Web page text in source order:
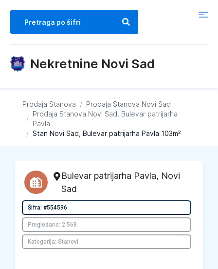
Nekretnine Novi Sad
Prodaja Stanova / Prodaja Stanova Novi Sad
/
Prodaja Stanova Novi Sad, Bulevar patrijarha
Pavla
/ Stan Novi Sad, Bulevar patrijarha Pavla 103m²
Bulevar patrijarha Pavla, Novi
Sad
Šifra: #554596
Pregledano: 2.568
Kategorija: Stanovi